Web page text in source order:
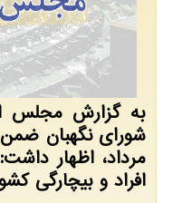
به گزارش مجلس
مرداد، اظهار
افراد و بیچارگی